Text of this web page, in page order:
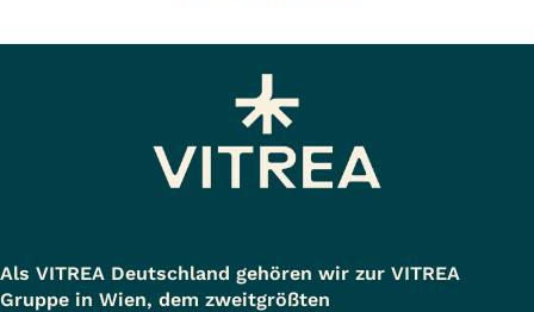
Als VITREA Deutschland gehören wir zur VITREA
Gruppe in Wien, dem zweitgrößten